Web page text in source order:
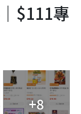
$111專
+8